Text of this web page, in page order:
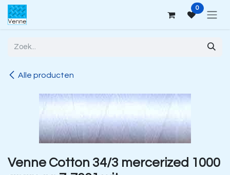
Overslaan naar inhoud 0
Alle producten
Venne Cotton 34/3 mercerized 1000